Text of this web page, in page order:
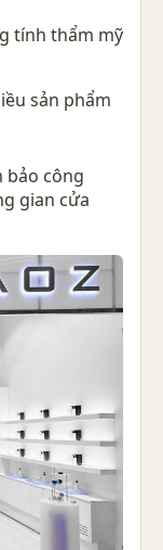
tính thẩm mỹ
sản phẩm
bảo công
gian cửa